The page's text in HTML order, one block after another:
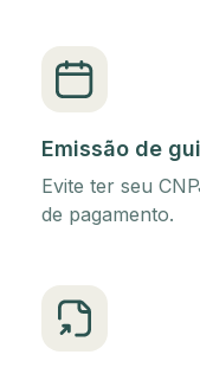
Emissão de
Evite ter seu
de pagamento.